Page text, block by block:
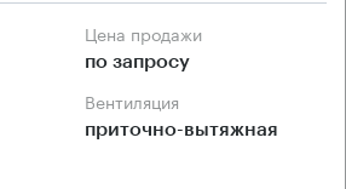
Цена продажи
по запросу
Вентиляция
приточно-вытяжная